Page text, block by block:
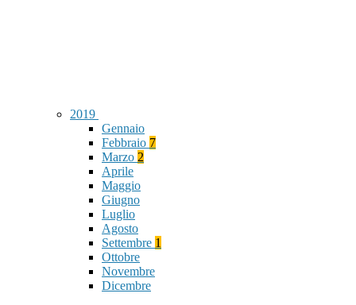
2019
Gennaio
Febbraio 7
Marzo 2
Aprile
Maggio
Giugno
Luglio
Agosto
Settembre 1
Ottobre
Novembre
Dicembre